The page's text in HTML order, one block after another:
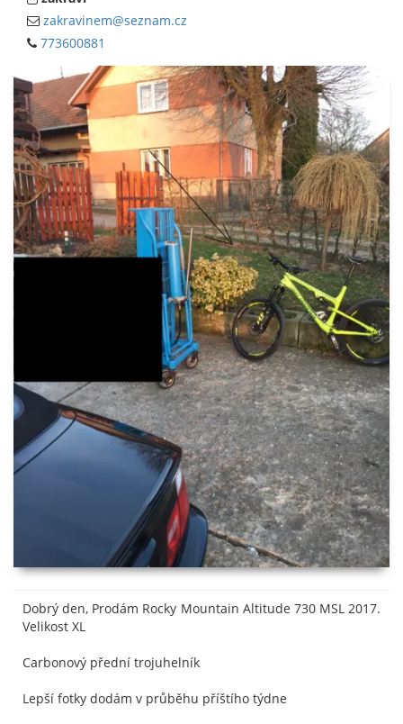
zakravinem@seznam.cz
773600881
Dobrý den, Prodám Rocky Mountain Altitude 730 MSL 2017.
Velikost XL
Carbonový přední trojuhelník
Lepší fotky dodám v průběhu příštího týdne